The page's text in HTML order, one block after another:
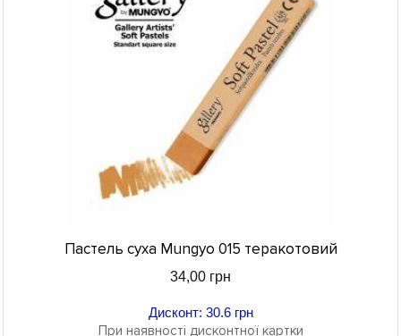
Пастель суха Mungyo 015 теракотовий
34,00 грн
Дисконт: 30.6 грн
При наявності дисконтної картки